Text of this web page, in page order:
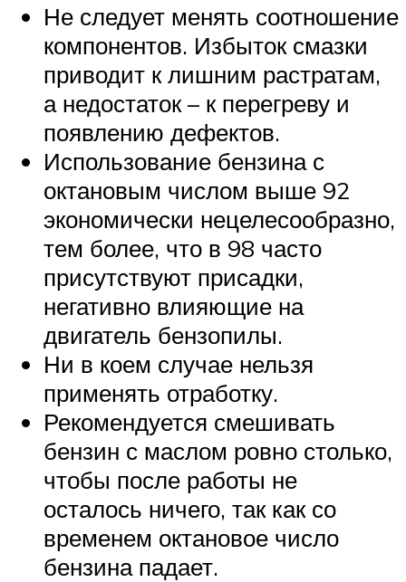
Не следует менять соотношение
компонентов. Избыток смазки
приводит к лишним растратам,
а недостаток – к перегреву и
появлению дефектов.
Использование бензина с
октановым числом выше 92
экономически нецелесообразно,
тем более, что в 98 часто
присутствуют присадки,
негативно влияющие на
двигатель бензопилы.
Ни в коем случае нельзя
применять отработку.
Рекомендуется смешивать
бензин с маслом ровно столько,
чтобы после работы не
осталось ничего, так как со
временем октановое число
бензина падает.